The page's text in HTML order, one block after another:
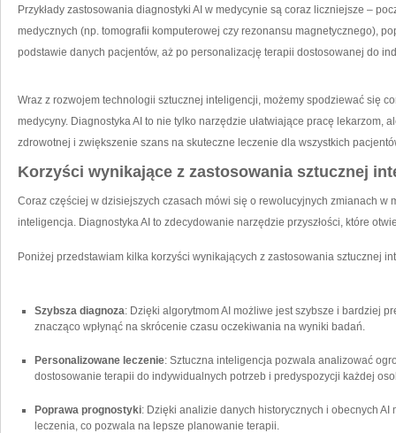
Przykłady zastosowania diagnostyki AI w‍ medycynie są⁢ coraz liczniejsze⁤ –
medycznych (np. tomografii komputerowej czy ⁣rezonansu magnetycznego),
podstawie danych pacjentów, aż po personalizację terapii dostosowanej do
Wraz⁤ z rozwojem technologii ⁤sztucznej inteligencji, możemy ⁢spodziewać ‌się
medycyny. Diagnostyka AI ⁤to nie tylko narzędzie ułatwiające pracę ⁢lekarzom,
zdrowotnej ‍i zwiększenie ⁢szans na skuteczne leczenie‍ dla‍ wszystkich
Korzyści ⁣wynikające z zastosowania sztucznej
Coraz​ częściej w dzisiejszych czasach mówi się o rewolucyjnych⁤ zmianach w⁢
inteligencja.‍ Diagnostyka ‍AI to‌ zdecydowanie⁣ narzędzie ‍przyszłości, które
Poniżej przedstawiam kilka ⁤korzyści wynikających​ z zastosowania sztucznej
Szybsza diagnoza: Dzięki algorytmom ⁤AI⁢ możliwe jest szybsze i⁣ bardziej
znacząco wpłynąć ‍na ‍skrócenie czasu‍ oczekiwania na wyniki badań.
Personalizowane ​leczenie: Sztuczna inteligencja pozwala analizować‌
dostosowanie terapii⁢ do indywidualnych potrzeb i predyspozycji każdej
Poprawa prognostyki: Dzięki ​analizie danych historycznych i⁣ obecnych
leczenia, co pozwala ⁤na lepsze planowanie terapii.